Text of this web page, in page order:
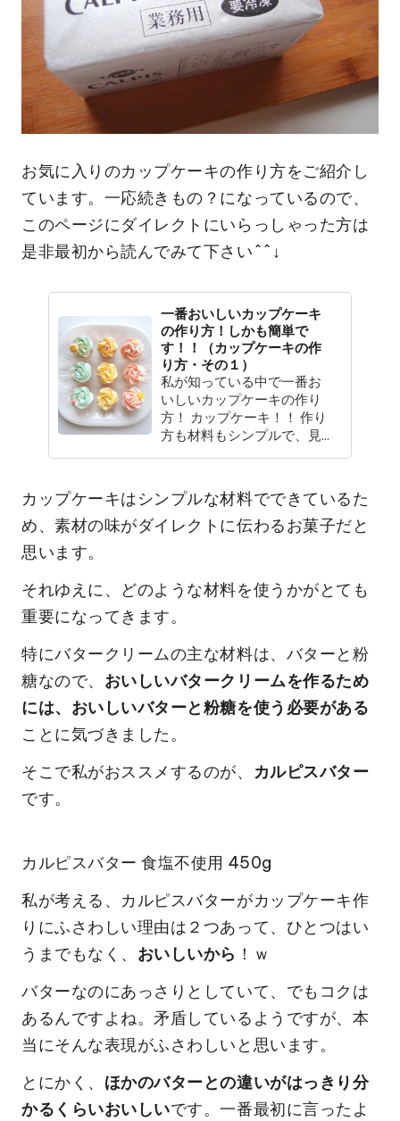
お気に入りのカップケーキの作り方をご紹介し
ています。一応続きもの？になっているので、
このページにダイレクトにいらっしゃった方は
是非最初から読んでみて下さい^^↓
一番おいしいカップケーキ
の作り方！しかも簡単で
す！！（カップケーキの作
り方・その１）
私が知っている中で一番お
いしいカップケーキの作り
方！ カップケーキ！！ 作り
方も材料もシンプルで、見...
カップケーキはシンプルな材料でできているた
め、素材の味がダイレクトに伝わるお菓子だと
思います。
それゆえに、どのような材料を使うかがとても
重要になってきます。
特にバタークリームの主な材料は、バターと粉
糖なので、 おいしいバタークリームを作るため
には、おいしいバターと粉糖を使う必要がある
ことに気づきました。
そこで私がおススメするのが、
カルピスバター
です。
カルピスバター 食塩不使用 450g
私が考える、カルピスバターがカップケーキ作
りにふさわしい理由は２つあって、ひとつはい
うまでもなく、 おいしいから ！ｗ
バターなのにあっさりとしていて、でもコクは
あるんですよね。矛盾しているようですが、本
当にそんな表現がふさわしいと思います。
とにかく、 ほかのバターとの違いがはっきり分
かるくらいおいしいです。一番最初に言ったよ